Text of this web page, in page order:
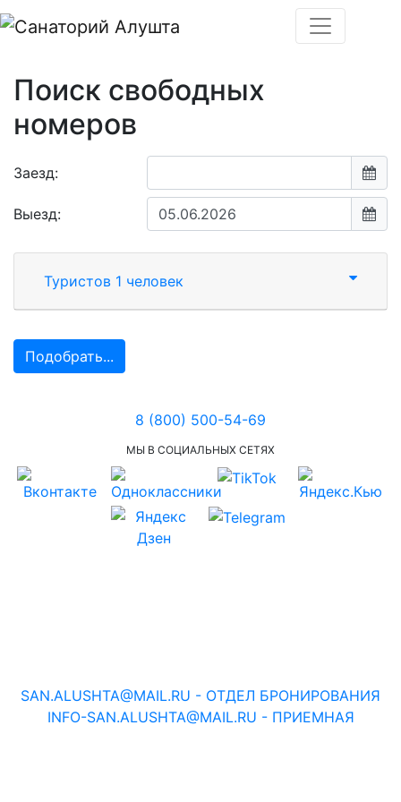
Поиск свободных
номеров
Заезд:
Выезд:
Туристов 1 человек
Подобрать...
8 (800) 500-54-69
МЫ В СОЦИАЛЬНЫХ СЕТЯХ
SAN.ALUSHTA@MAIL.RU - ОТДЕЛ БРОНИРОВАНИЯ
INFO-SAN.ALUSHTA@MAIL.RU - ПРИЕМНАЯ